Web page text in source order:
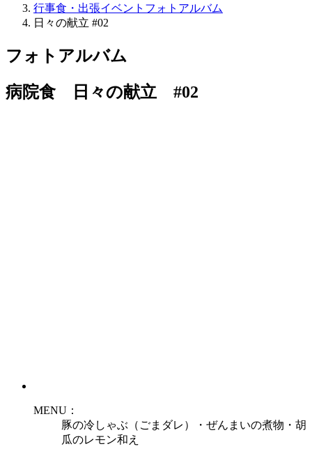
行事食・出張イベントフォトアルバム
日々の献立 #02
フォトアルバム
病院食 日々の献立 #02
MENU：
豚の冷しゃぶ（ごまダレ）・ぜんまいの煮物・胡
瓜のレモン和え